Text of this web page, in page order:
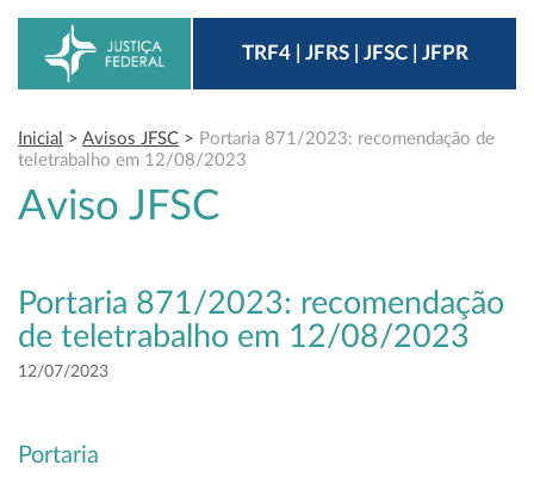
TRF4 | JFRS | JFSC | JFPR
Inicial > Avisos JFSC > Portaria 871/2023: recomendação de
teletrabalho em 12/08/2023
Aviso JFSC
Portaria 871/2023: recomendação
de teletrabalho em 12/08/2023
12/07/2023
Portaria